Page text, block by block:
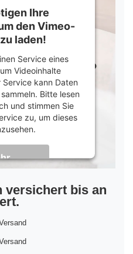
Ihre
den Vimeo-
laden!
Service eines
Videoinhalte
kann Daten
Bitte lesen
und stimmen Sie
zu, um dieses
Consent
&Trusted Shops
versichert bis an